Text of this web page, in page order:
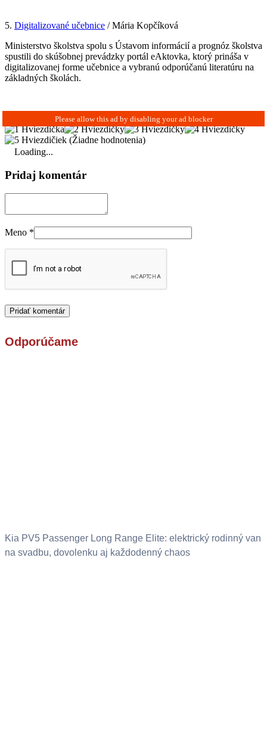
5. Digitalizované učebnice / Mária Kopčíková
Ministerstvo školstva spolu s Ústavom informácií a prognóz školstva
spustili do skúšobnej prevádzky portál eAktovka, ktorý prináša v
digitalizovanej forme učebnice a vybranú odporúčanú literatúru na
základných školách.
(Žiadne hodnotenia)
Loading...
Pridaj komentár
Meno *
Odporúčame
Kia PV5 Passenger Long Range Elite: elektrický rodinný van
na svadbu, dovolenku aj každodenný chaos